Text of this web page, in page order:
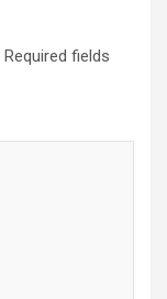
Required fields